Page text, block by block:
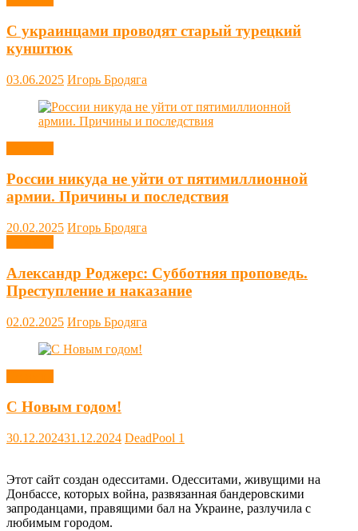
С украинцами проводят старый турецкий
кунштюк
03.06.2025 Игорь Бродяга
России никуда не уйти от пятимиллионной
армии. Причины и последствия
20.02.2025 Игорь Бродяга
Александр Роджерс: Субботняя проповедь.
Преступление и наказание
02.02.2025 Игорь Бродяга
С Новым годом!
30.12.202431.12.2024 DeadPool 1
Этот сайт создан одесситами. Одесситами, живущими на
Донбассе, которых война, развязанная бандеровскими
запроданцами, правящими бал на Украине, разлучила с
любимым городом.